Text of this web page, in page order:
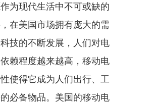
为现代生活中不可或缺的
在美国市场拥有庞大的需
技的不断发展，人们对电
赖程度越来越高，移动电
使得它成为人们出行、工
必备物品。美国的移动电